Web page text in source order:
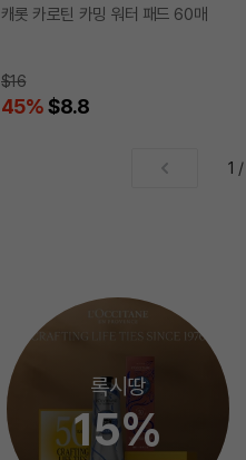
캐롯 카로틴 카밍 워터 패드 60매
$16
45% $8.8
1 /
록시땅
15%